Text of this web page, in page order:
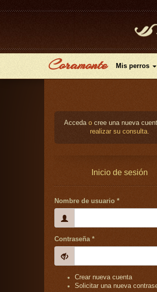
Pasar
Coramonte Mis perros
Accedao cree una nueva
realizar su consulta.
Inicio de sesión
Nombre de usuario *
Contraseña *
Crear nueva cuenta
Solicitar una nueva